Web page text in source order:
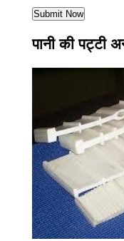
पानी की पट्टी